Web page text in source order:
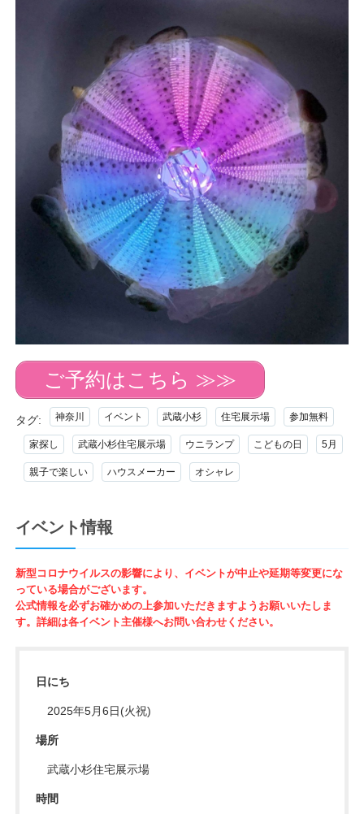
ご予約はこちら ≫≫
タグ: 神奈川 イベント 武蔵小杉 住宅展示場 参加無料
家探し 武蔵小杉住宅展示場 ウニランプ こどもの日 5月
親子で楽しい ハウスメーカー オシャレ
イベント情報
新型コロナウイルスの影響により、イベントが中止や延期等変更にな
っている場合がございます。
公式情報を必ずお確かめの上参加いただきますようお願いいたしま
す。詳細は各イベント主催様へお問い合わせください。
日にち
2025年5月6日(火祝)
場所
武蔵小杉住宅展示場
時間